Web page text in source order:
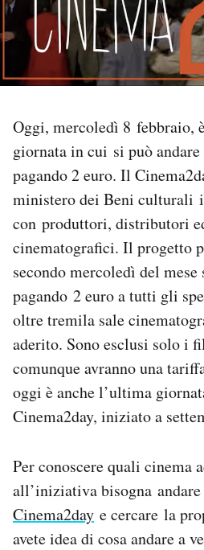
PODCAST
NEWSLETTER
I MIEI PREFERITI
SHOP
CALENDARIO
AREA PERSONALE
Area Personale
Newsletter
Notifiche mobile
Regala il Post
Hai bisogno di aiuto?
Oggi, mercoledì 8 febbraio,
giornata in cui si può
pagando 2 euro. Il
ministero dei Beni culturali
con produttori, distributori
cinematografici. Il progetto
secondo mercoledì del mese
pagando 2 euro a tutti gli
oltre tremila sale
aderito. Sono esclusi solo i
comunque avranno una
oggi è anche l’ultima
Cinema2day, iniziato a
Per conoscere quali cinema
all’iniziativa bisogna
Cinema2day e cercare la
avete idea di cosa andare a